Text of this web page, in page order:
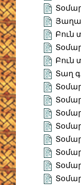
Բուն
Տօմար
Բուն
Տաղ
Տօմար
Տօմար
Տօմար
Տօմար
Տօմար